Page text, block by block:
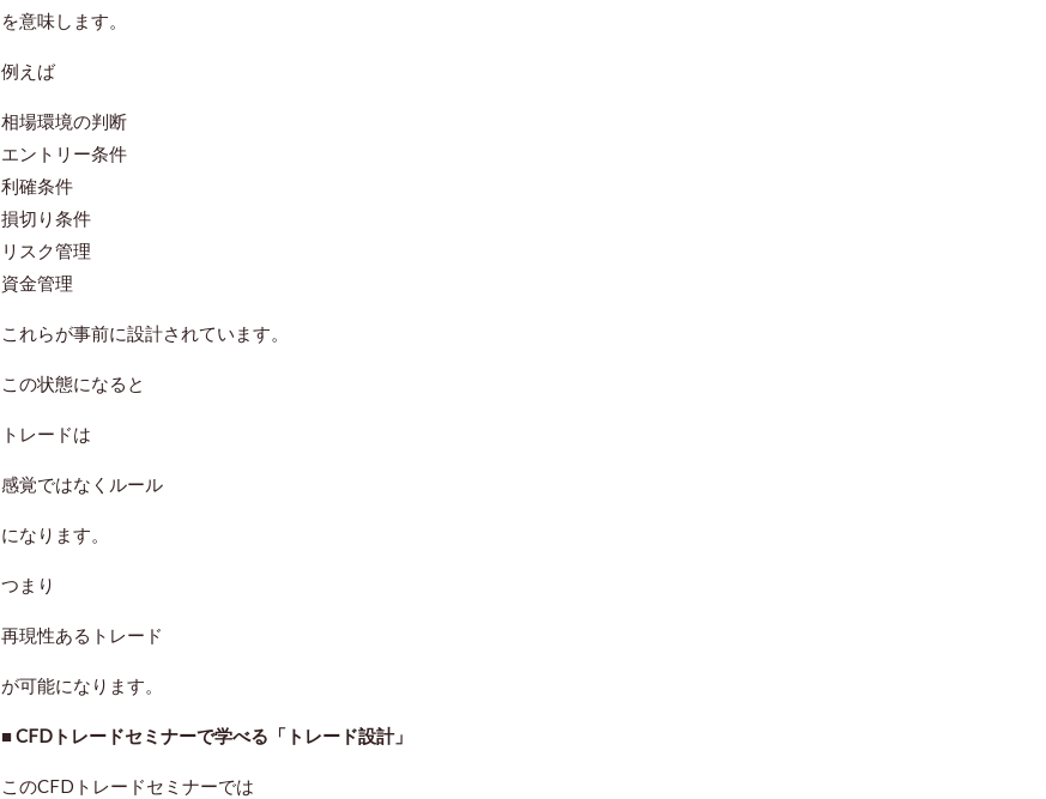
を意味します。
例えば
相場環境の判断
エントリー条件
利確条件
損切り条件
リスク管理
資金管理
これらが事前に設計されています。
この状態になると
トレードは
感覚ではなくルール
になります。
つまり
再現性あるトレード
が可能になります。
■ CFDトレードセミナーで学べる「トレード設計」
このCFDトレードセミナーでは